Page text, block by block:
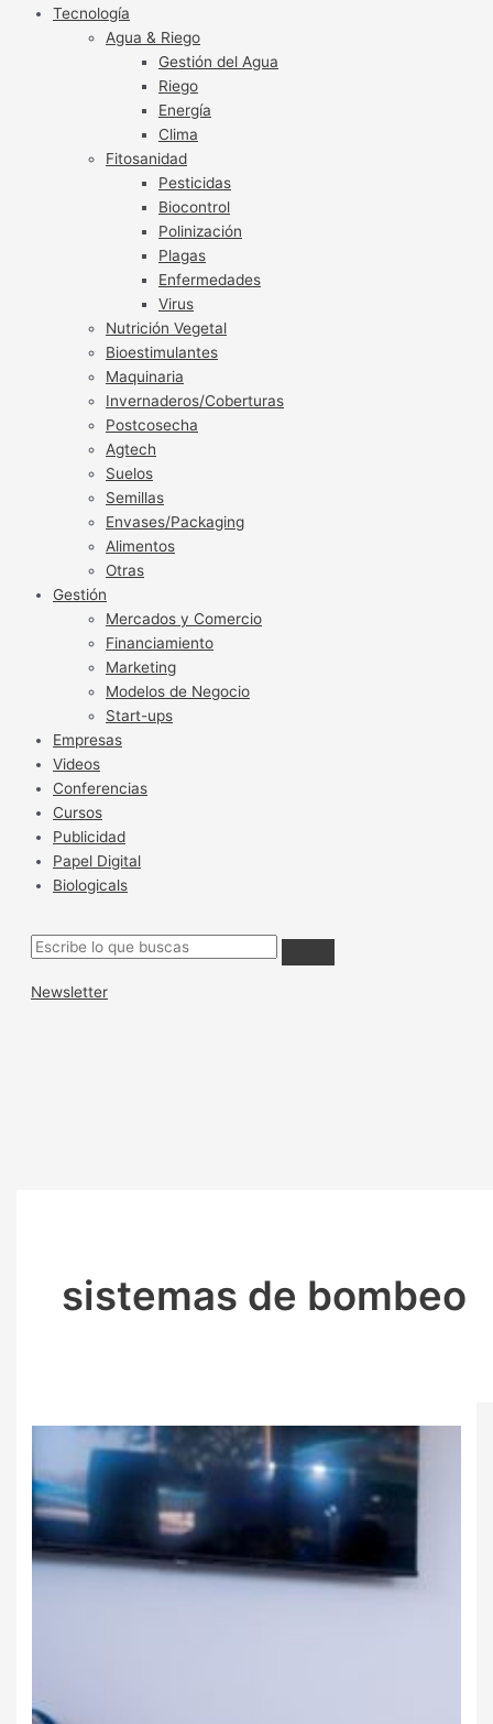
Tecnología
Agua & Riego
Gestión del Agua
Riego
Energía
Clima
Fitosanidad
Pesticidas
Biocontrol
Polinización
Plagas
Enfermedades
Virus
Nutrición Vegetal
Bioestimulantes
Maquinaria
Invernaderos/Coberturas
Postcosecha
Agtech
Suelos
Semillas
Envases/Packaging
Alimentos
Otras
Gestión
Mercados y Comercio
Financiamiento
Marketing
Modelos de Negocio
Start-ups
Empresas
Videos
Conferencias
Cursos
Publicidad
Papel Digital
Biologicals
Newsletter
sistemas de bombeo